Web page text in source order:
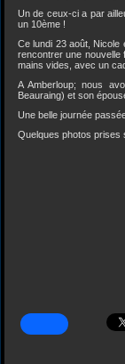
Un de ceux-ci a par
un 10ème !
Ce lundi 23 août, Nicole
rencontrer une
mains vides, avec un
A Amberloup; nous
Beauraing) et son
Une belle journée
Quelques photos prises